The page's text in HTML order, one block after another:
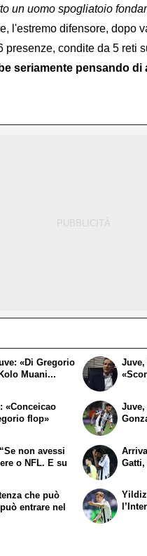
un uomo spogliatoio
l'estremo difensore, dopo
condite da 5 reti
seriamente pensando
«Di Gregorio
Muani...
«Conceicao
flop»
non avessi
o NFL. E su
che può
entrare nel